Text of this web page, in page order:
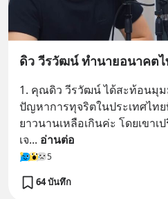
ดิว วีรวัฒน์ ทำนายอนาคต
1. คุณดิว วีรวัฒน์ ได้สะท้อนมุม
ปัญหาการทุจริตในประเทศไท
ยาวนานเหลือเกินค่ะ โดยเขา
เจ... อ่านต่อ
5
64 บันทึก